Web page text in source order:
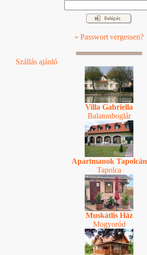
» Passwort vergessen?
Szállás ajánló
Villa Gabriella
Balatonboglár
Apartmanok Tapolcán
Tapolca
Muskátlis Ház
Mogyoród